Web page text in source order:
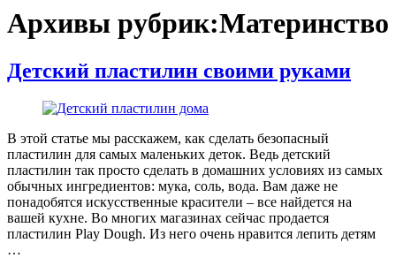
Архивы рубрик:Материнство
Детский пластилин своими руками
В этой статье мы расскажем, как сделать безопасный
пластилин для самых маленьких деток. Ведь детский
пластилин так просто сделать в домашних условиях из самых
обычных ингредиентов: мука, соль, вода. Вам даже не
понадобятся искусственные красители – все найдется на
вашей кухне. Во многих магазинах сейчас продается
пластилин Play Dough. Из него очень нравится лепить детям
…